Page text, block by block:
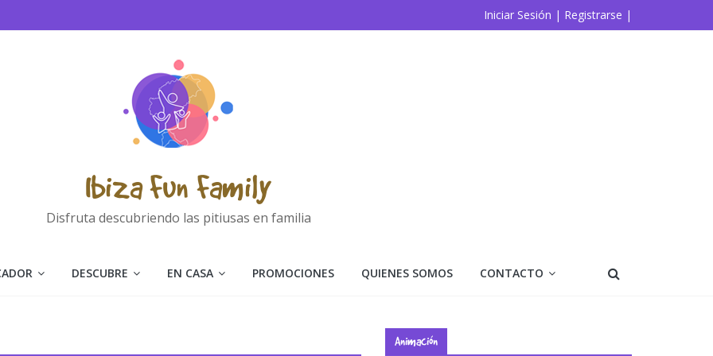
Iniciar Sesión | Registrarse |
Ibiza Fun Family
Disfruta descubriendo las pitiusas en familia
DESCUBRE EN CASA PROMOCIONES QUIENES SOMOS CONTACTO
Animación